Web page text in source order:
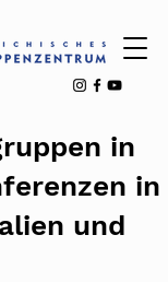
in
in
und